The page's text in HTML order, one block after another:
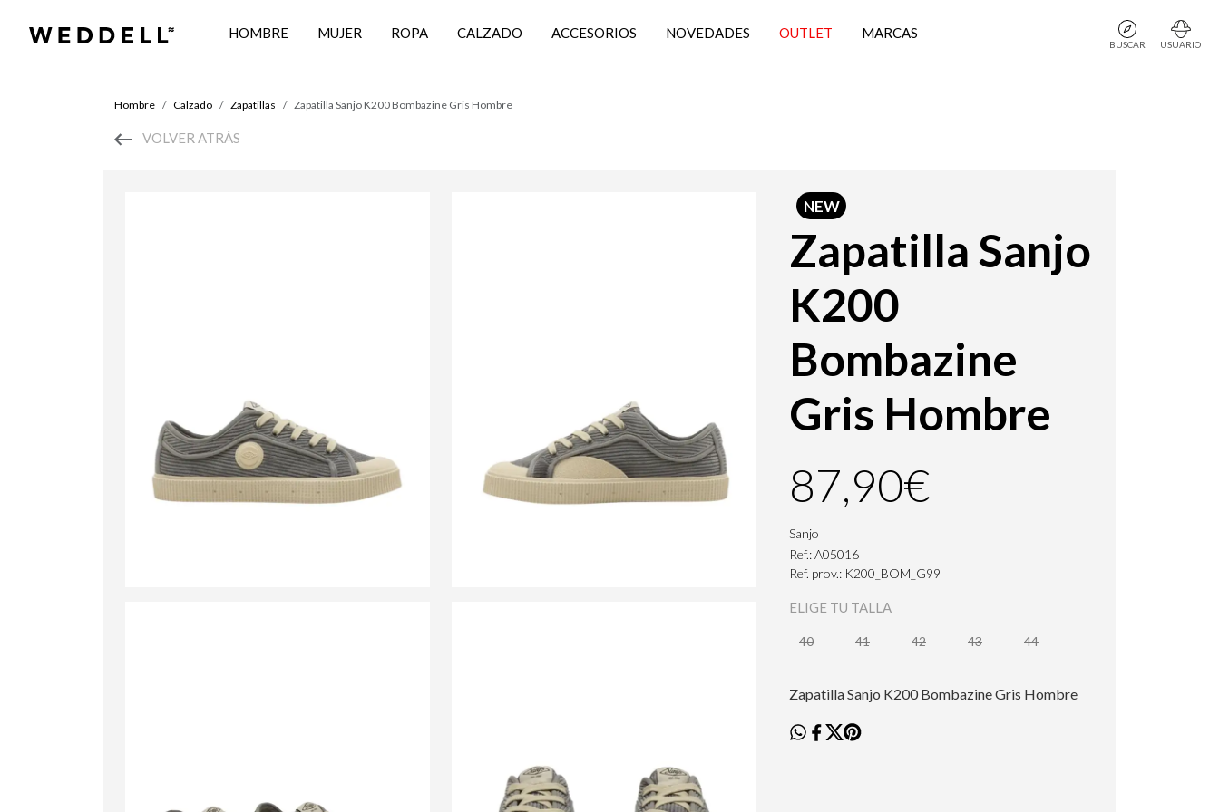
HOMBRE MUJER ROPA CALZADO ACCESORIOS NOVEDADES OUTLET MARCAS
BUSCAR USUARIO
Hombre Calzado Zapatillas Zapatilla Sanjo K200 Bombazine Gris Hombre
VOLVER ATRÁS
NEW
Zapatilla Sanjo
K200
Bombazine
Gris Hombre
87,90€
Sanjo
Ref.: A05016
Ref. prov.: K200_BOM_G99
ELIGE TU TALLA
40 41 42 43 44
Zapatilla Sanjo K200 Bombazine Gris Hombre